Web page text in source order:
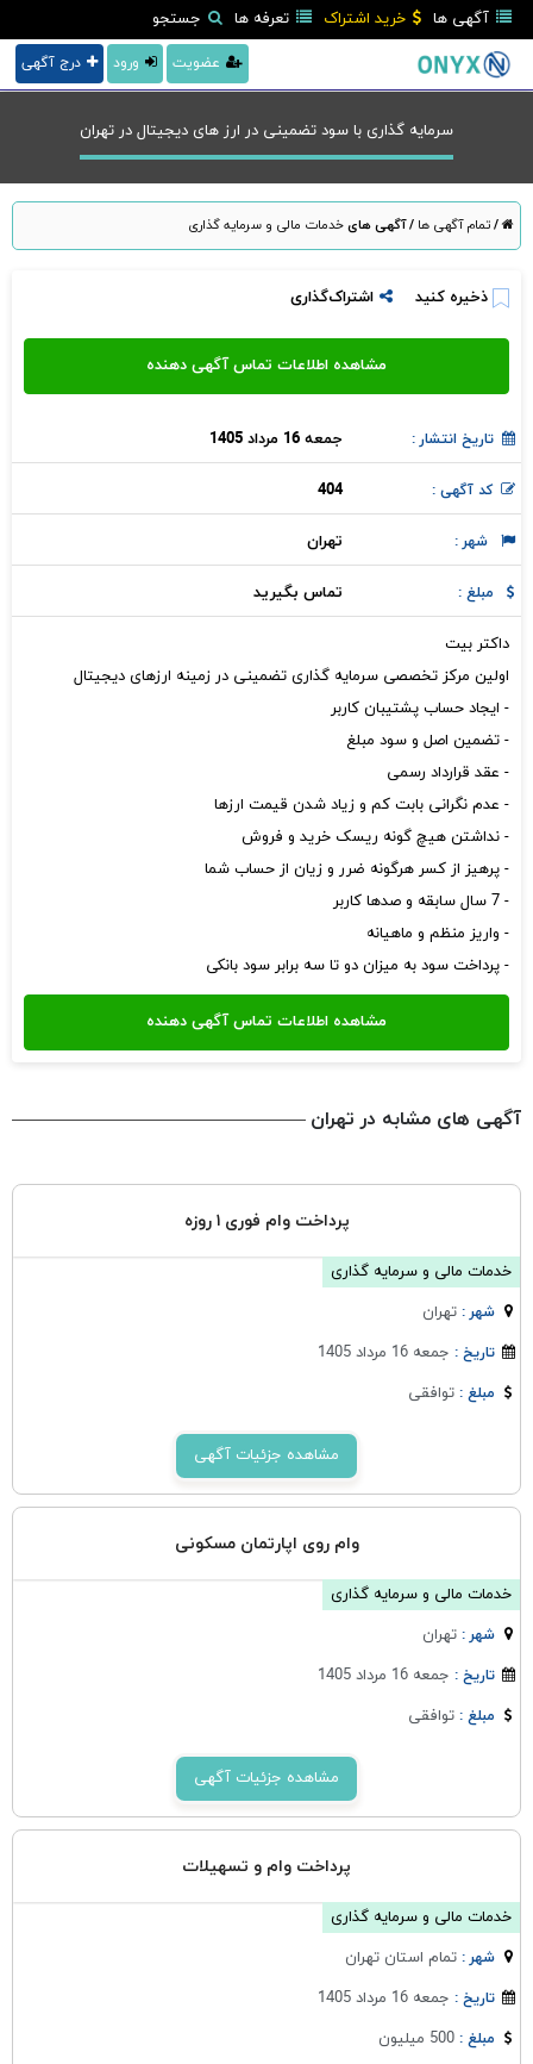
آگهی ها خرید اشتراک تعرفه ها جستجو
درج آگهی ورود عضویت
سرمایه گذاری با سود تضمینی در ارز های دیجیتال در تهران
/تمام آگهی ها /آگهی هایخدمات مالی و سرمایه گذاری
ذخیره کنید اشتراک‌گذاری
تاریخ انتشار : جمعه 16 مرداد 1405
کد آگهی : 404
شهر : تهران
مبلغ : تماس بگیرید
داکتر بیت
اولین مرکز تخصصی سرمایه گذاری تضمینی در زمینه ارزهای دیجیتال
- ایجاد حساب پشتیبان کاربر
- تضمین اصل و سود مبلغ
- عقد قرارداد رسمی
- عدم نگرانی بابت کم و زیاد شدن قیمت ارزها
- نداشتن هیچ گونه ریسک خرید و فروش
- پرهیز از کسر هرگونه ضرر و زیان از حساب شما
- 7 سال سابقه و صدها کاربر
- واریز منظم و ماهیانه
- پرداخت سود به میزان دو تا سه برابر سود بانکی
آگهی های مشابه در تهران
پرداخت وام فوری ۱ روزه
خدمات مالی و سرمایه گذاری
شهر :تهران
تاریخ : جمعه 16 مرداد 1405
مبلغ :توافقی
مشاهده جزئیات آگهی
وام روی اپارتمان مسکونی
خدمات مالی و سرمایه گذاری
شهر :تهران
تاریخ : جمعه 16 مرداد 1405
مبلغ :توافقی
مشاهده جزئیات آگهی
پرداخت وام و تسهیلات
خدمات مالی و سرمایه گذاری
شهر :تمام استان تهران
تاریخ : جمعه 16 مرداد 1405
مبلغ :500 میلیون